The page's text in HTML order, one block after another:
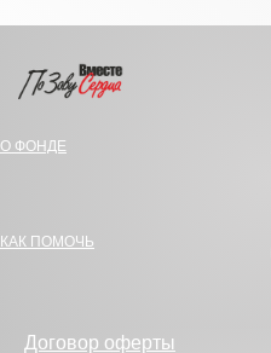
О ФОНДЕ
КАК ПОМОЧЬ
Договор оферты